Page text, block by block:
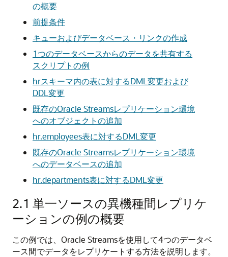
の概要
前提条件
キューおよびデータベース・リンクの作成
1つのデータベースからのデータを共有する
スクリプトの例
hrスキーマ内の表に対するDML変更および
DDL変更
既存のOracle Streamsレプリケーション環境
へのオブジェクトの追加
hr.employees表に対するDML変更
既存のOracle Streamsレプリケーション環境
へのデータベースの追加
hr.departments表に対するDML変更
2.1 単一ソースの異機種間レプリケ
ーションの例の概要
この例では、Oracle Streamsを使用して4つのデータベ
ース間でデータをレプリケートする方法を説明します。